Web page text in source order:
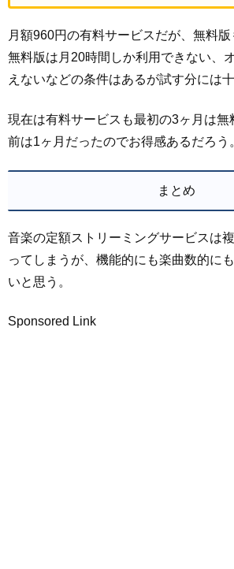
月額960円の有料サービスだが、無料版
無料版は月20時間しか利用できない、
えないなどの条件はあるが試す分には十
現在は有料サービスも最初の3ヶ月は無
前は1ヶ月だったのでお得感あるだろう
まとめ
音楽の定額ストリーミングサービスは
ってしまうが、機能的にも楽曲数的に
いと思う。
Sponsored Link